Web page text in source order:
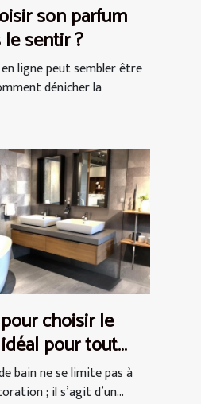
son parfum
sentir ?
ligne peut sembler être
dénicher la
choisir le
pour tout
bain ne se limite pas à
; il s’agit d’un...